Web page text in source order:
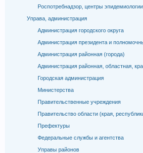
Роспотребнадзор, центры
Управа, администрация
Администрация городского округа
Администрация президента и
Администрация районная (города)
Администрация районная, областная,
Городская администрация
Министерства
Правительственные учреждения
Правительство области (края,
Префектуры
Федеральные службы и агентства
Управы районов